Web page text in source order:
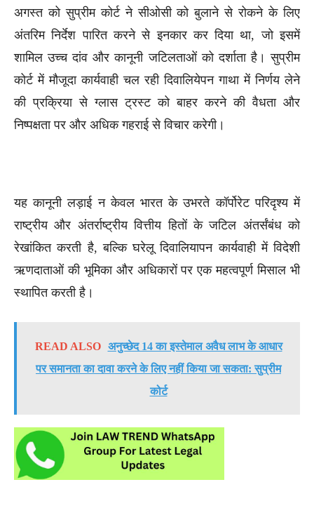
अगस्त को सुप्रीम कोर्ट ने सीओसी को बुलाने से रोकने के लिए
अंतरिम निर्देश पारित करने से इनकार कर दिया था, जो इसमें
शामिल उच्च दांव और कानूनी जटिलताओं को दर्शाता है। सुप्रीम
कोर्ट में मौजूदा कार्यवाही चल रही दिवालियेपन गाथा में निर्णय लेने
की प्रक्रिया से ग्लास ट्रस्ट को बाहर करने की वैधता और
निष्पक्षता पर और अधिक गहराई से विचार करेगी।
यह कानूनी लड़ाई न केवल भारत के उभरते कॉर्पोरेट परिदृश्य में
राष्ट्रीय और अंतर्राष्ट्रीय वित्तीय हितों के जटिल अंतर्संबंध को
रेखांकित करती है, बल्कि घरेलू दिवालियापन कार्यवाही में विदेशी
ऋणदाताओं की भूमिका और अधिकारों पर एक महत्वपूर्ण मिसाल भी
स्थापित करती है।
READ ALSO
अनुच्छेद 14 का इस्तेमाल अवैध लाभ के आधार
पर समानता का दावा करने के लिए नहीं किया जा सकता: सुप्रीम
कोर्ट